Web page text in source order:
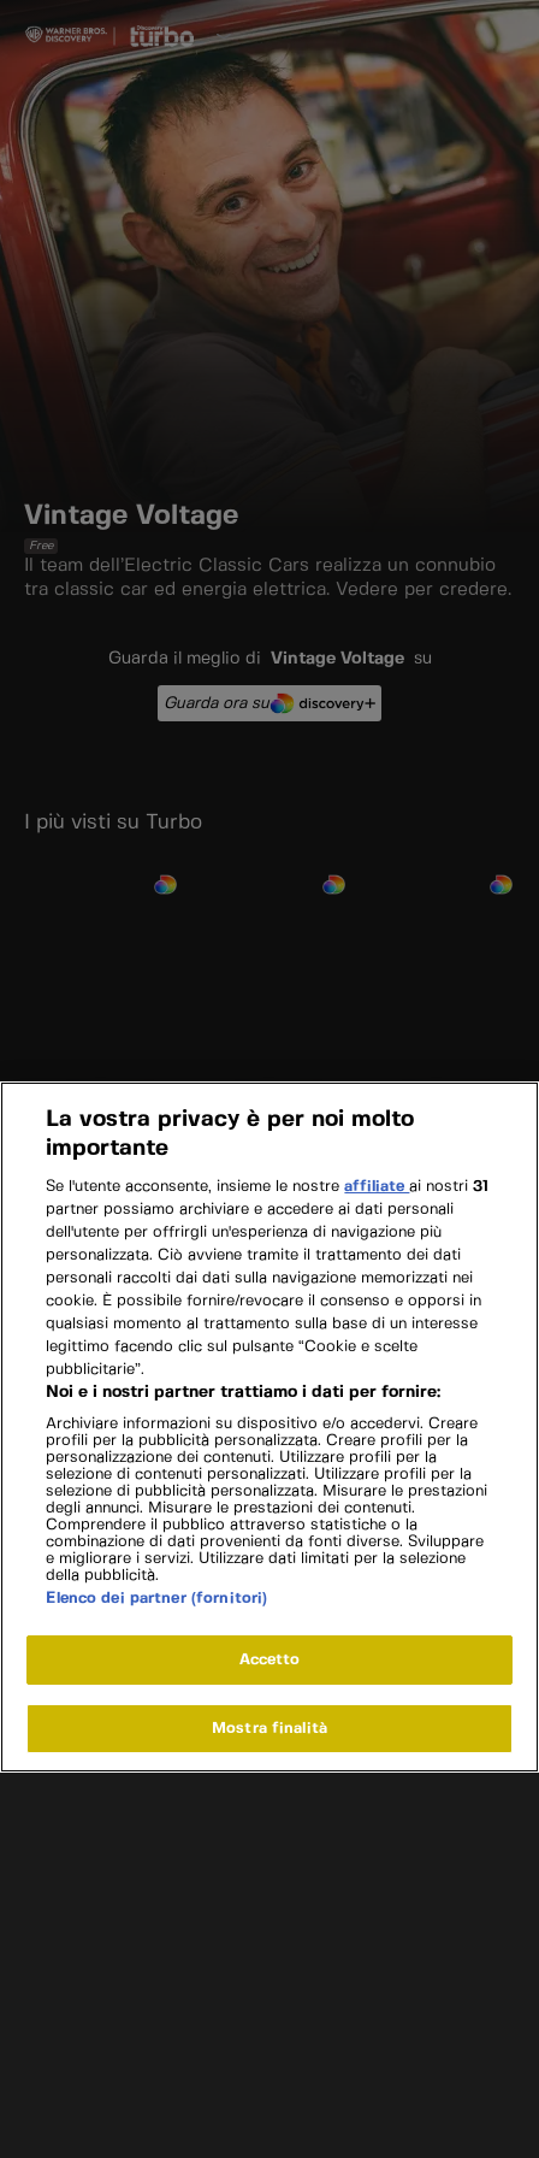
Vintage Voltage
Free
Il team dell’Electric Classic Cars realizza un connubio
tra classic car ed energia elettrica. Vedere per credere.
Guarda il meglio di Vintage Voltagesu
Guarda ora su
I più visti su Turbo
La vostra privacy è per noi molto
importante
Se l'utente acconsente, insieme le nostreaffiliateai nostri31
partner possiamo archiviare e accedere ai dati personali
dell'utente per offrirgli un'esperienza di navigazione più
personalizzata. Ciò avviene tramite il trattamento dei dati
personali raccolti dai dati sulla navigazione memorizzati nei
cookie. È possibile fornire/revocare il consenso e opporsi in
qualsiasi momento al trattamento sulla base di un interesse
legittimo facendo clic sul pulsante “Cookie e scelte
pubblicitarie”.
Noi e i nostri partner trattiamo i dati per fornire:
Archiviare informazioni su dispositivo e/o accedervi. Creare
profili per la pubblicità personalizzata. Creare profili per la
personalizzazione dei contenuti. Utilizzare profili per la
selezione di contenuti personalizzati. Utilizzare profili per la
selezione di pubblicità personalizzata. Misurare le prestazioni
degli annunci. Misurare le prestazioni dei contenuti.
Comprendere il pubblico attraverso statistiche o la
combinazione di dati provenienti da fonti diverse. Sviluppare
e migliorare i servizi. Utilizzare dati limitati per la selezione
della pubblicità.
Elenco dei partner (fornitori)
Accetto
Mostra finalità